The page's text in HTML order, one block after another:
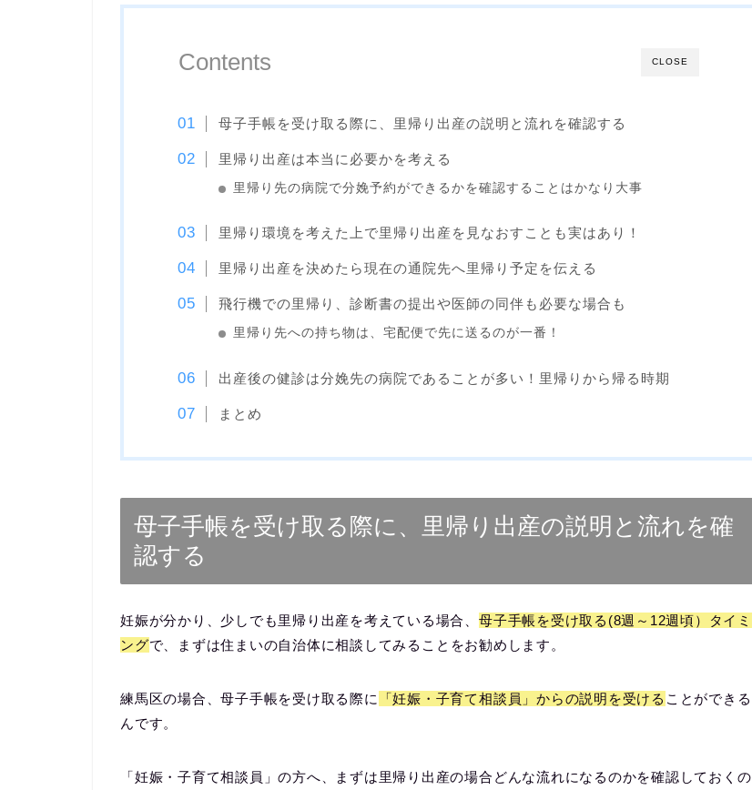
CLOSE
Contents
母子手帳を受け取る際に、里帰り出産の説明と流れを確認する
里帰り出産は本当に必要かを考える
里帰り先の病院で分娩予約ができるかを確認することはかなり大事
里帰り環境を考えた上で里帰り出産を見なおすことも実はあり！
里帰り出産を決めたら現在の通院先へ里帰り予定を伝える
飛行機での里帰り、診断書の提出や医師の同伴も必要な場合も
里帰り先への持ち物は、宅配便で先に送るのが一番！
出産後の健診は分娩先の病院であることが多い！里帰りから帰る時期
まとめ
母子手帳を受け取る際に、里帰り出産の説明と流れを確
認する
妊娠が分かり、少しでも里帰り出産を考えている場合、母子手帳を受け取る(8週～12週頃）タイミ
ングで、まずは住まいの自治体に相談してみる ことをお勧めします。
練馬区の場合、母子手帳を受け取る際に 「妊娠・子育て相談員」からの説明を受ける ことができる
んです。
「妊娠・子育て相談員」の方へ、まずは里帰り出産の場合どんな流れになるのかを確認しておくの